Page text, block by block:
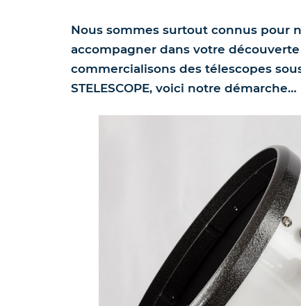
Nous sommes surtout connus pour
accompagner dans votre
commercialisons des télescopes
STELESCOPE, voici notre démarche…